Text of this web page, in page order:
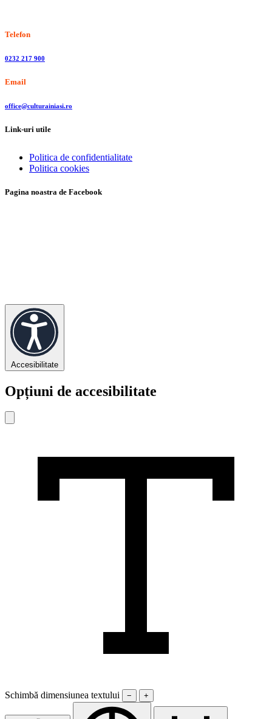
Telefon
0232 217 900
Email
office@culturainiasi.ro
Link-uri utile
Politica de confidentialitate
Politica cookies
Pagina noastra de Facebook
Accesibilitate
Opțiuni de accesibilitate
Schimbă dimensiunea textului − +